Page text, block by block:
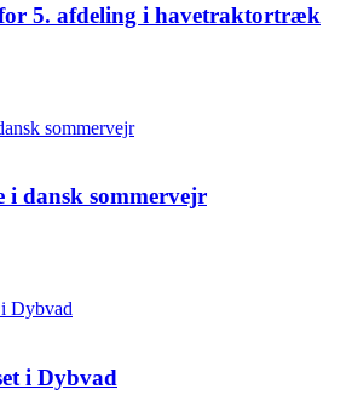
5. afdeling i havetraktortræk
dansk sommervejr
i Dybvad